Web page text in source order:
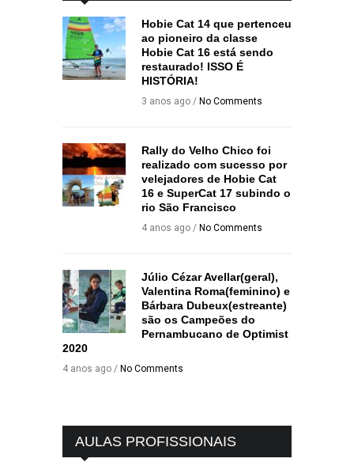
Hobie Cat 14 que pertenceu
ao pioneiro da classe
Hobie Cat 16 está sendo
restaurado! ISSO É
HISTÓRIA!
3 anos ago / No Comments
Rally do Velho Chico foi
realizado com sucesso por
velejadores de Hobie Cat
16 e SuperCat 17 subindo o
rio São Francisco
4 anos ago / No Comments
Júlio Cézar Avellar(geral),
Valentina Roma(feminino) e
Bárbara Dubeux(estreante)
são os Campeões do
Pernambucano de Optimist
2020
4 anos ago / No Comments
AULAS PROFISSIONAIS